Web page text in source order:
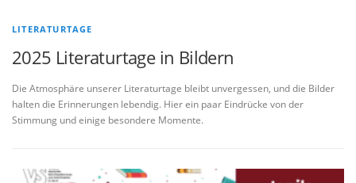
LITERATURTAGE
2025 Literaturtage in Bildern
Die Atmosphäre unserer Literaturtage bleibt unvergessen, und die Bilder
halten die Erinnerungen lebendig. Hier ein paar Eindrücke von der
Stimmung und einige besondere Momente.